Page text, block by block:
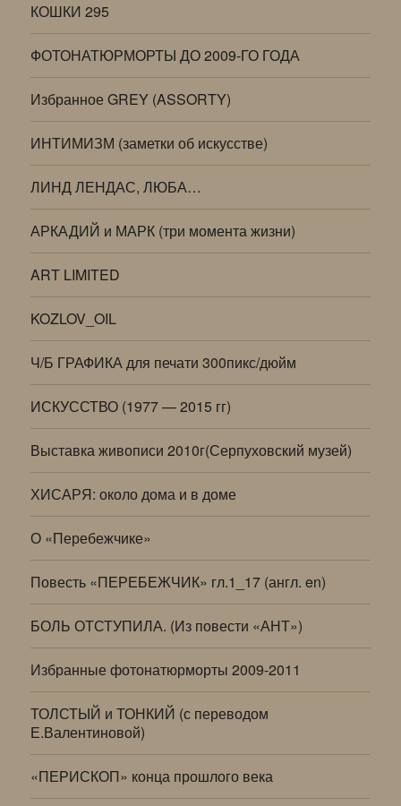
КОШКИ 295
ФОТОНАТЮРМОРТЫ ДО 2009-ГО ГОДА
Избранное GREY (ASSORTY)
ИНТИМИЗМ (заметки об искусстве)
ЛИНД ЛЕНДАС, ЛЮБА…
АРКАДИЙ и МАРК (три момента жизни)
ART LIMITED
KOZLOV_OIL
Ч/Б ГРАФИКА для печати 300пикс/дюйм
ИСКУССТВО (1977 — 2015 гг)
Выставка живописи 2010г(Серпуховский музей)
ХИСАРЯ: около дома и в доме
О «Перебежчике»
Повесть «ПЕРЕБЕЖЧИК» гл.1_17 (англ. en)
БОЛЬ ОТСТУПИЛА. (Из повести «АНТ»)
Избранные фотонатюрморты 2009-2011
ТОЛСТЫЙ и ТОНКИЙ (с переводом
Е.Валентиновой)
«ПЕРИСКОП» конца прошлого века